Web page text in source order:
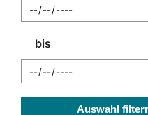
bis
Auswahl